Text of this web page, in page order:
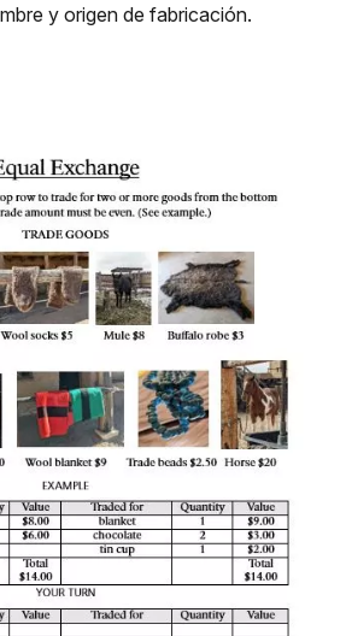
y origen de fabricación.